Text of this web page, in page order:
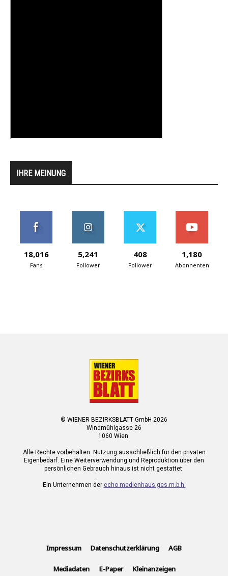
IHRE MEINUNG
18,016
Fans
5,241
Follower
408
Follower
1,180
Abonnenten
© WIENER BEZIRKSBLATT GmbH 2026
Windmühlgasse 26
1060 Wien.
Alle Rechte vorbehalten. Nutzung ausschließlich für den privaten
Eigenbedarf. Eine Weiterverwendung und Reproduktion über den
persönlichen Gebrauch hinaus ist nicht gestattet.
Ein Unternehmen der echo medienhaus ges.m.b.h.
Impressum Datenschutzerklärung AGB
Mediadaten E-Paper Kleinanzeigen